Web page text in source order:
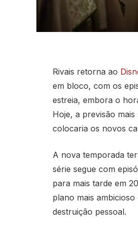
Rivais retorna ao
em bloco, com os
estreia, embora o
Hoje, a previsão
colocaria os novos
A nova temporada
série segue com
para mais tarde em
plano mais
destruição pessoal.